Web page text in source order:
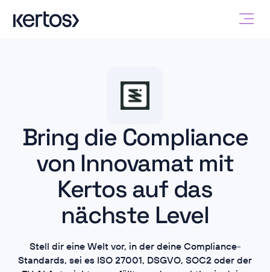
Bring die Compliance
von Innovamat mit
Kertos auf das
nächste Level
Stell dir eine Welt vor, in der deine Compliance-
Standards, sei es ISO 27001, DSGVO, SOC2 oder der